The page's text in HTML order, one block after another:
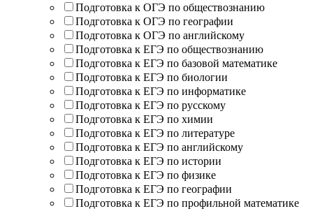
Подготовка к ОГЭ по обществознанию
Подготовка к ОГЭ по географии
Подготовка к ОГЭ по английскому
Подготовка к ЕГЭ по обществознанию
Подготовка к ЕГЭ по базовой математике
Подготовка к ЕГЭ по биологии
Подготовка к ЕГЭ по информатике
Подготовка к ЕГЭ по русскому
Подготовка к ЕГЭ по химии
Подготовка к ЕГЭ по литературе
Подготовка к ЕГЭ по английскому
Подготовка к ЕГЭ по истории
Подготовка к ЕГЭ по физике
Подготовка к ЕГЭ по географии
Подготовка к ЕГЭ по профильной математике